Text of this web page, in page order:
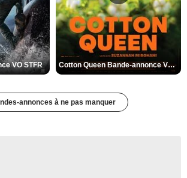
VO STFR Cotton Queen Bande-annonce VO STFR
annonces à ne pas manquer